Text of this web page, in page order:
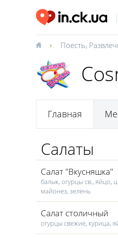
Поесть,
Главная
Салаты
Салат "Вкусняшка"
балык, огурцы св.,
майонез, зелень
Салат столичный
огурцы свежие, курица,